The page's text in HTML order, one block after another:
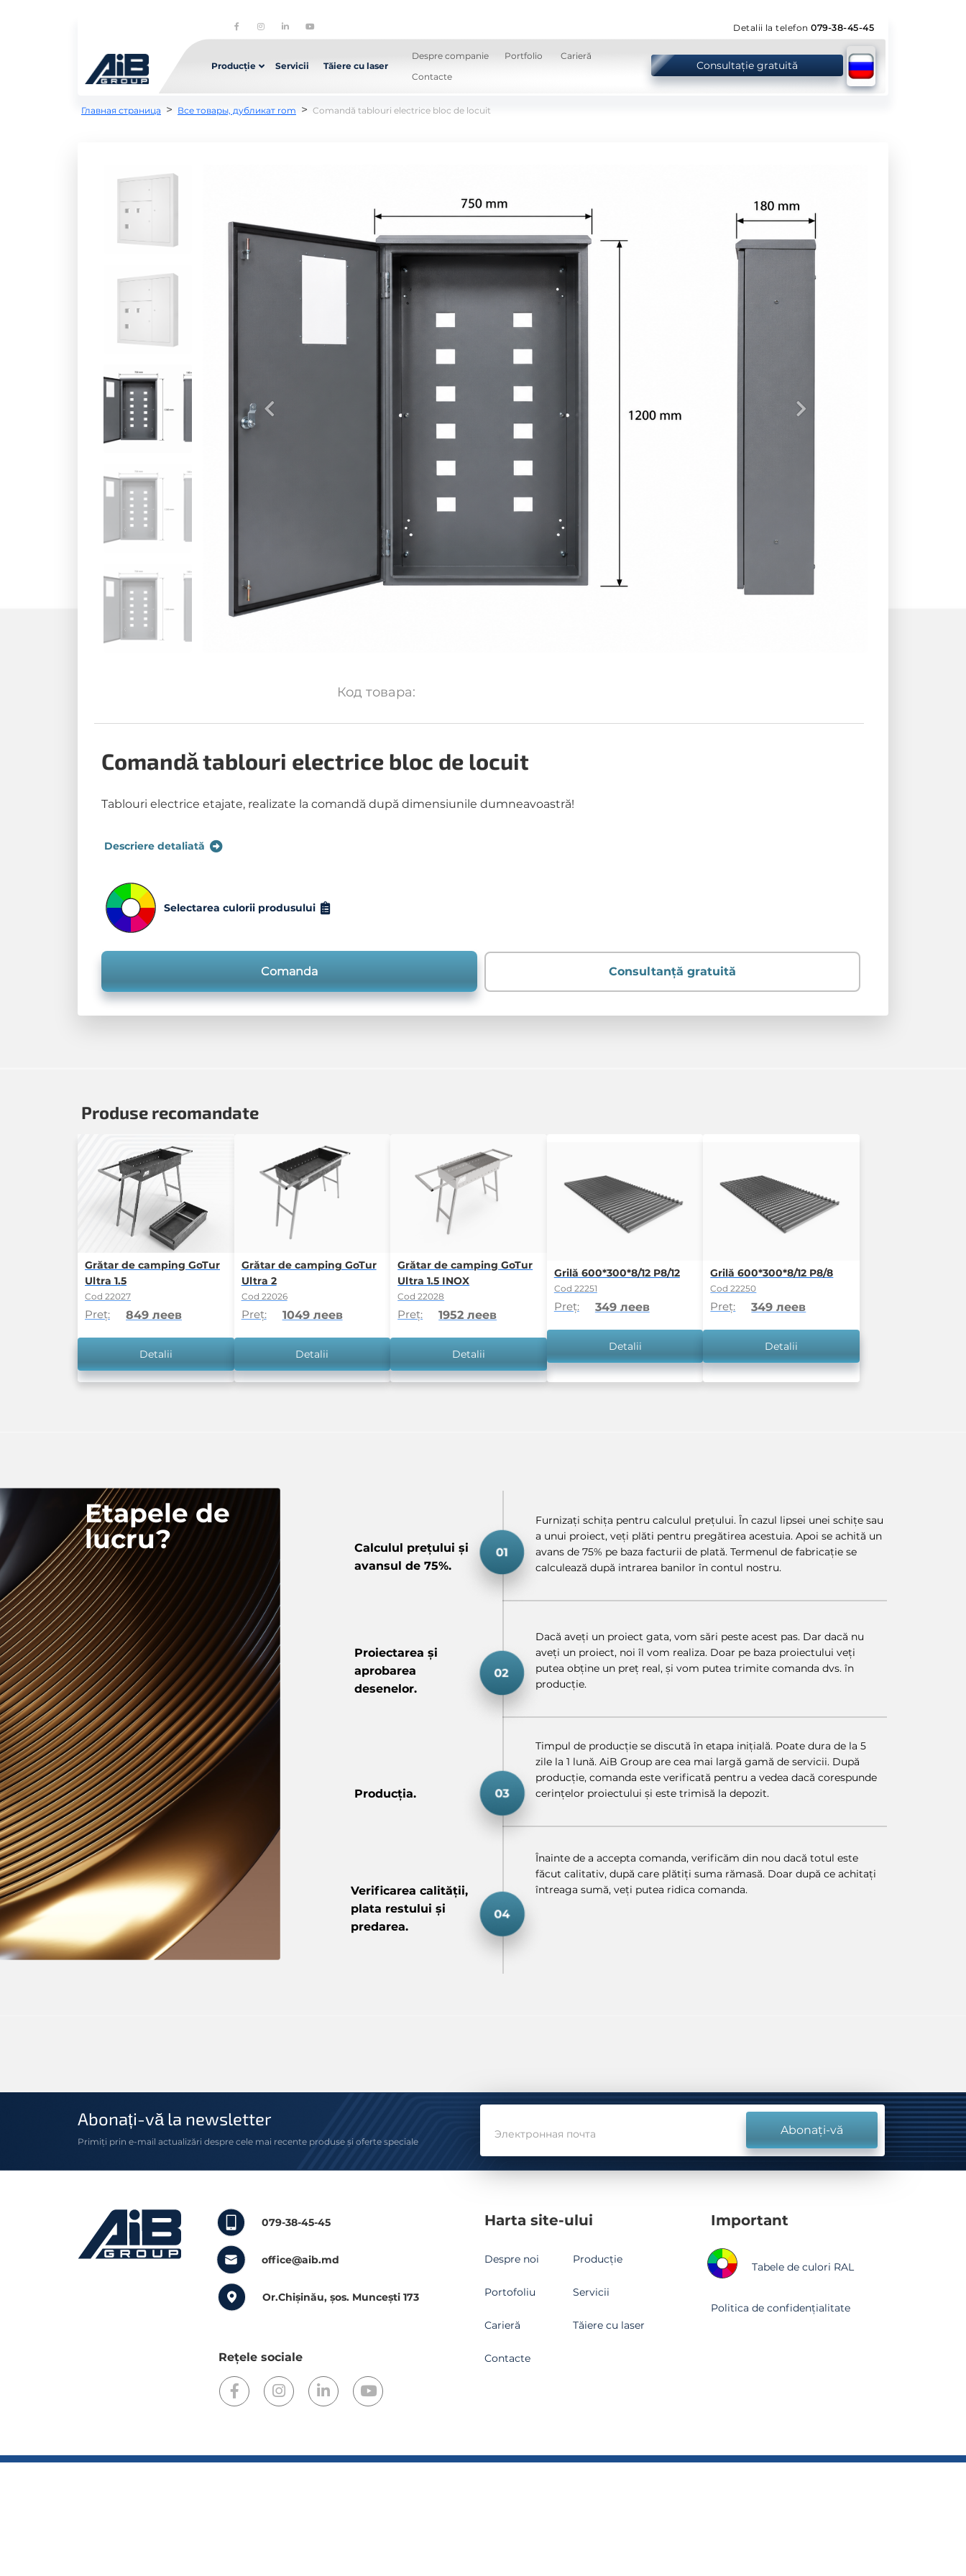
Detalii la telefon079-38-45-45
Producție Servicii Tăiere cu laser
Despre companie Portfolio
Carieră
Contacte
Consultație gratuită
Главная страница > Все товары, дубликат rom > Comandă tablouri electrice bloc de locuit
Код товара:
Comandă tablouri electrice bloc de locuit
Tablouri electrice etajate, realizate la comandă după dimensiunile dumneavoastră!
Descriere detaliată
Selectarea culorii produsului
Comanda Consultanță gratuită
Produse recomandate
Grătar de camping GoTur
Ultra 1.5
Cod 22027
Preț: 849 леев
Detalii
Grătar de camping GoTur
Ultra 2
Cod 22026
Preț: 1049 леев
Detalii
Grătar de camping GoTur
Ultra 1.5 INOX
Cod 22028
Preț: 1952 леев
Detalii
Grilă 600*300*8/12 P8/12
Cod 22251
Preț: 349 леев
Detalii
Grilă 600*300*8/12 P8/8
Cod 22250
Preț: 349 леев
Detalii
Etapele de
lucru?
Calculul prețului și
avansul de 75%.
Proiectarea și
aprobarea
desenelor.
Producția.
Verificarea calității,
plata restului și
predarea.
Furnizați schița pentru calculul prețului. În cazul lipsei unei schițe sau
a unui proiect, veți plăti pentru pregătirea acestuia. Apoi se achită un
avans de 75% pe baza facturii de plată. Termenul de fabricație se
calculează după intrarea banilor în contul nostru.
Dacă aveți un proiect gata, vom sări peste acest pas. Dar dacă nu
aveți un proiect, noi îl vom realiza. Doar pe baza proiectului veți
putea obține un preț real, și vom putea trimite comanda dvs. în
producție.
Timpul de producție se discută în etapa inițială. Poate dura de la 5
zile la 1 lună. AiB Group are cea mai largă gamă de servicii. După
producție, comanda este verificată pentru a vedea dacă corespunde
cerințelor proiectului și este trimisă la depozit.
Înainte de a accepta comanda, verificăm din nou dacă totul este
făcut calitativ, după care plătiți suma rămasă. Doar după ce achitați
întreaga sumă, veți putea ridica comanda.
Abonați-vă la newsletter
Primiți prin e-mail actualizări despre cele mai recente produse și oferte speciale
Электронная почта Abonați-vă
079-38-45-45
office@aib.md
Or.Chișinău, șos. Muncești 173
Rețele sociale
Harta site-ului
Despre noi
Portofoliu
Carieră
Contacte
Producție
Servicii
Tăiere cu laser
Important
Tabele de culori RAL
Politica de confidențialitate